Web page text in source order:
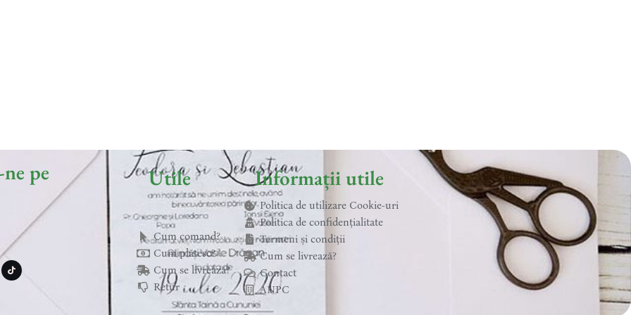
pe
T
i
k
t
o
Utile
Cum comand?
Cum plătesc?
Cum se livrează?
Retur
Informații utile
Politica de utilizare Cookie-uri
Politica de confidențialitate
Termeni și condiții
Cum se livrează?
Contact
ANPC